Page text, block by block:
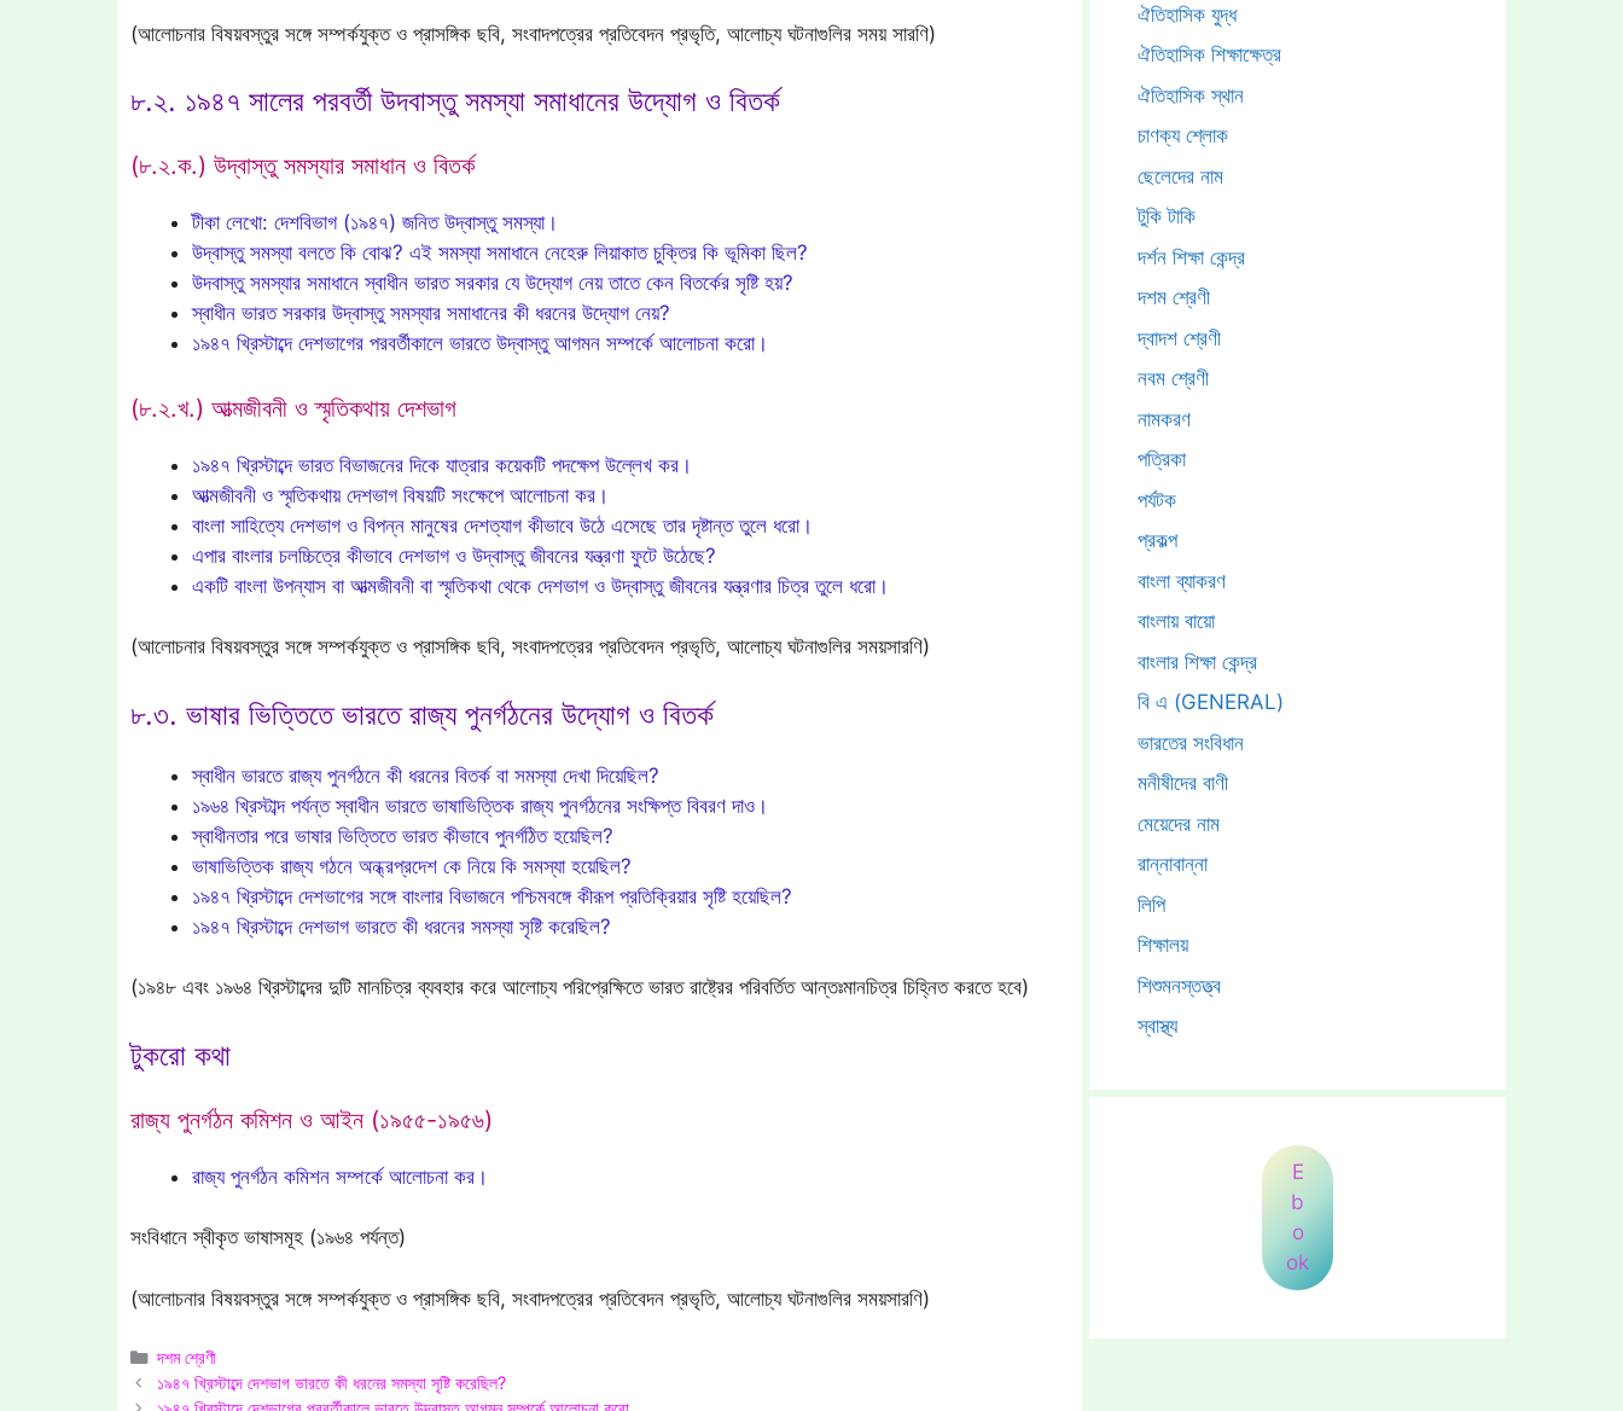
(আলোচনার বিষয়বস্তুর সঙ্গে সম্পর্কযুক্ত ও প্রাসঙ্গিক ছবি, সংবাদপত্রের প্রতিবেদন প্রভৃতি, আলোচ্য ঘটনাগুলির সময় সারণি)
৮.২. ১৯৪৭ সালের পরবর্তী উদবাস্তু সমস্যা সমাধানের উদ্যোগ ও বিতর্ক
(৮.২.ক.) উদ্বাস্তু সমস্যার সমাধান ও বিতর্ক
টীকা লেখো: দেশবিভাগ (১৯৪৭) জনিত উদ্‌বাস্তু সমস্যা।
উদ্বাস্তু সমস্যা বলতে কি বোঝ? এই সমস্যা সমাধানে নেহেরু লিয়াকাত চুক্তির কি ভূমিকা ছিল?
উদবাস্তু সমস্যার সমাধানে স্বাধীন ভারত সরকার যে উদ্যোগ নেয় তাতে কেন বিতর্কের সৃষ্টি হয়?
স্বাধীন ভারত সরকার উদ্বাস্তু সমস্যার সমাধানের কী ধরনের উদ্যোগ নেয়?
১৯৪৭ খ্রিস্টাব্দে দেশভাগের পরবর্তীকালে ভারতে উদ্বাস্তু আগমন সম্পর্কে আলোচনা করো।
(৮.২.খ.) আত্মজীবনী ও স্মৃতিকথায় দেশভাগ
১৯৪৭ খ্রিস্টাব্দে ভারত বিভাজনের দিকে যাত্রার কয়েকটি পদক্ষেপ উল্লেখ কর।
আত্মজীবনী ও স্মৃতিকথায় দেশভাগ বিষয়টি সংক্ষেপে আলোচনা কর।
বাংলা সাহিত্যে দেশভাগ ও বিপন্ন মানুষের দেশত্যাগ কীভাবে উঠে এসেছে তার দৃষ্টান্ত তুলে ধরো।
এপার বাংলার চলচ্চিত্রে কীভাবে দেশভাগ ও উদ্বাস্তু জীবনের যন্ত্রণা ফুটে উঠেছে?
একটি বাংলা উপন্যাস বা আত্মজীবনী বা স্মৃতিকথা থেকে দেশভাগ ও উদ্বাস্তু জীবনের যন্ত্রণার চিত্র তুলে ধরো।
(আলোচনার বিষয়বস্তুর সঙ্গে সম্পর্কযুক্ত ও প্রাসঙ্গিক ছবি, সংবাদপত্রের প্রতিবেদন প্রভৃতি, আলোচ্য ঘটনাগুলির সময়সারণি)
৮.৩. ভাষার ভিত্তিতে ভারতে রাজ্য পুনর্গঠনের উদ্যোগ ও বিতর্ক
স্বাধীন ভারতে রাজ্য পুনর্গঠনে কী ধরনের বিতর্ক বা সমস্যা দেখা দিয়েছিল?
১৯৬৪ খ্রিস্টাব্দ পর্যন্ত স্বাধীন ভারতে ভাষাভিত্তিক রাজ্য পুনর্গঠনের সংক্ষিপ্ত বিবরণ দাও।
স্বাধীনতার পরে ভাষার ভিত্তিতে ভারত কীভাবে পুনর্গঠিত হয়েছিল?
ভাষাভিত্তিক রাজ্য গঠনে অন্ধ্রপ্রদেশ কে নিয়ে কি সমস্যা হয়েছিল?
১৯৪৭ খ্রিস্টাব্দে দেশভাগের সঙ্গে বাংলার বিভাজনে পশ্চিমবঙ্গে কীরূপ প্রতিক্রিয়ার সৃষ্টি হয়েছিল?
১৯৪৭ খ্রিস্টাব্দে দেশভাগ ভারতে কী ধরনের সমস্যা সৃষ্টি করেছিল?
(১৯৪৮ এবং ১৯৬৪ খ্রিস্টাব্দের দুটি মানচিত্র ব্যবহার করে আলোচ্য পরিপ্রেক্ষিতে ভারত রাষ্ট্রের পরিবর্তিত আন্তঃমানচিত্র চিহ্নিত করতে হবে)
টুকরো কথা
রাজ্য পুনর্গঠন কমিশন ও আইন (১৯৫৫-১৯৫৬)
রাজ্য পুনর্গঠন কমিশন সম্পর্কে আলোচনা কর।
সংবিধানে স্বীকৃত ভাষাসমূহ (১৯৬৪ পর্যন্ত)
(আলোচনার বিষয়বস্তুর সঙ্গে সম্পর্কযুক্ত ও প্রাসঙ্গিক ছবি, সংবাদপত্রের প্রতিবেদন প্রভৃতি, আলোচ্য ঘটনাগুলির সময়সারণি)
Categories
দশম শ্রেণী
১৯৪৭ খ্রিস্টাব্দে দেশভাগ ভারতে কী ধরনের সমস্যা সৃষ্টি করেছিল?
ঐতিহাসিক যুদ্ধ
ঐতিহাসিক শিক্ষাক্ষেত্র
ঐতিহাসিক স্থান
চাণক্য শ্লোক
ছেলেদের নাম
টুকি টাকি
দর্শন শিক্ষা কেন্দ্র
দশম শ্রেণী
দ্বাদশ শ্রেণী
নবম শ্রেণী
নামকরণ
পত্রিকা
পর্যটক
প্রকল্প
বাংলা ব্যাকরণ
বাংলায় বায়ো
বাংলার শিক্ষা কেন্দ্র
বি এ (GENERAL)
ভারতের সংবিধান
মনীষীদের বাণী
মেয়েদের নাম
রান্নাবান্না
লিপি
শিক্ষালয়
শিশুমনস্তত্ত্ব
স্বাস্থ্য
E
b
o
ok